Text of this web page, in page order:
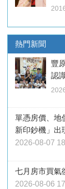
熱門新聞
豐
認
單憑房價、地
新印鈔機」出
2026-08-07
七月房市買
2026-08-06